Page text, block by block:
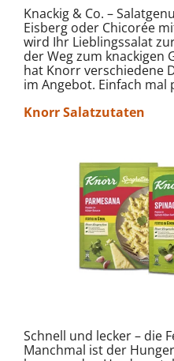
Knackig & Co. –
Eisberg oder Chicorée
wird Ihr Lieblingssalat
der Weg zum knackigen
hat Knorr verschiedene
im Angebot. Einfach mal
Knorr Salatzutaten
Schnell und lecker – die
Manchmal ist der